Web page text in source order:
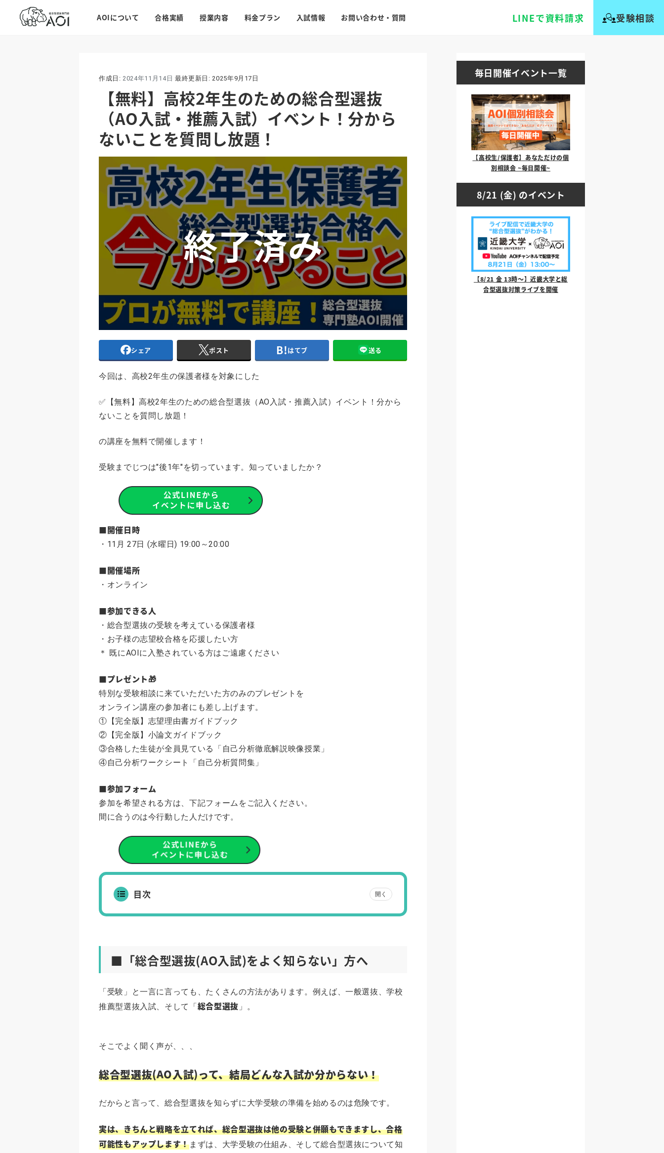
AOIについて 合格実績 授業内容 料金プラン 入試情報 お問い合わせ・質問 LINEで資料請求 受験相談
作成日: 2024年11月14日 最終更新日: 2025年9月17日
【無料】高校2年生のための総合型選抜
（AO入試・推薦入試）イベント！分から
ないことを質問し放題！
シェア ポスト はてブ 送る
今回は、高校2年生の保護者様を対象にした
✅【無料】高校2年生のための総合型選抜（AO入試・推薦入試）イベント！分から
ないことを質問し放題！
の講座を無料で開催します！
受験までじつは"後1年"を切っています。知っていましたか？
■開催日時
・11月 27日 (水曜日) 19:00～20:00
■開催場所
・オンライン
■参加できる人
・総合型選抜の受験を考えている保護者様
・お子様の志望校合格を応援したい方
＊ 既にAOIに入塾されている方はご遠慮ください
■プレゼント🎁
特別な受験相談に来ていただいた方のみのプレゼントを
オンライン講座の参加者にも差し上げます。
①【完全版】志望理由書ガイドブック
②【完全版】小論文ガイドブック
③合格した生徒が全員見ている「自己分析徹底解説映像授業」
④自己分析ワークシート「自己分析質問集」
■参加フォーム
参加を希望される方は、下記フォームをご記入ください。
間に合うのは今行動した人だけです。
目次 開く
■「総合型選抜(AO入試)をよく知らない」方へ
「受験」と一言に言っても、たくさんの方法があります。例えば、一般選抜、学校
推薦型選抜入試、そして「総合型選抜 」。
そこでよく聞く声が、、、
総合型選抜(AO入試)って、結局どんな入試か分からない！
だからと言って、総合型選抜を知らずに大学受験の準備を始めるのは危険です。
実は、きちんと戦略を立てれば、総合型選抜は他の受験と併願もできますし、合格
可能性もアップします！まずは、大学受験の仕組み、そして総合型選抜について知
毎日開催イベント一覧
【高校生/保護者】あなただけの個
別相談会 ~毎日開催~
8/21 (金) のイベント
【8/21 金 13時〜】近畿大学と総
合型選抜対策ライブを開催